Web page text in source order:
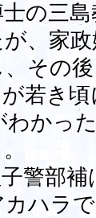
の三
が、家
その
若き
かっ
警部補
ハラ